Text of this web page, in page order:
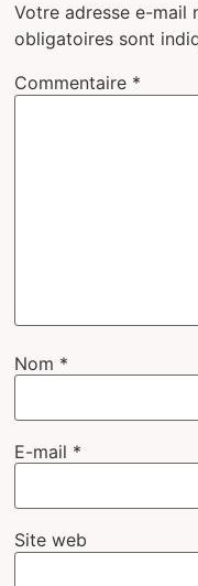
Votre adresse e-mail
obligatoires sont
Commentaire *
Nom *
E-mail *
Site web